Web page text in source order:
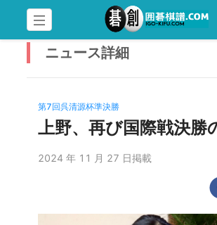
ニュース詳細
第7回呉清源杯準決勝
上野、再び国際戦決勝
2024 年 11 月 27 日掲載